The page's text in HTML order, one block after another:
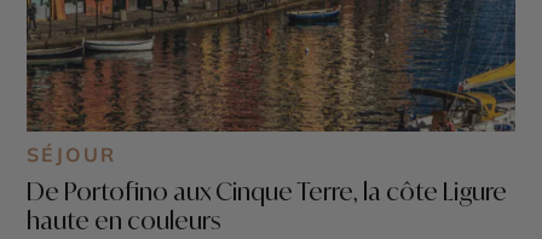
SÉJOUR
De Portofino aux Cinque Terre, la côte Ligure
haute en couleurs